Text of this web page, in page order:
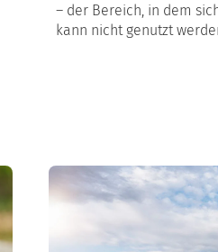
– der Bereich, in dem
kann nicht genutzt